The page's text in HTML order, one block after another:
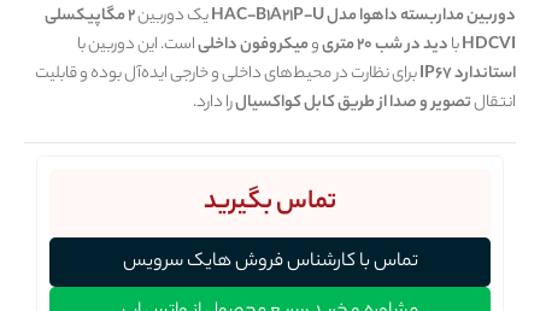
دوربین مداربسته داهوا مدل HAC-B1A21P-U یک دوربین 2 مگاپیکسلی
HDCVIبادید در شب 20 متری ومیکروفون داخلیاست. این دوربین با
استاندارد IP67
برای نظارت در محیط‌های داخلی و خارجی ایده‌آل بوده و قابلیت
انتقالتصویر و صدا از طریق کابل کواکسیالرا دارد.
تماس بگیرید
تماس با کارشناس فروش هایک سرویس